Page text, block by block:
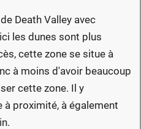
Death Valley avec
les dunes sont plus
cette zone se situe à
à moins d'avoir beaucoup
cette zone. Il y
proximité, à également